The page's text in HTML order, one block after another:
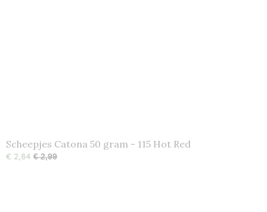
Scheepjes Catona 50 gram - 115 Hot Red
€ 2,84 € 2,99